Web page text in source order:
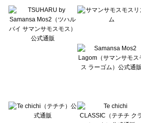
Lugnoncure（ルノンキュール）のワンピース一覧
BETTY'S BLUE（べティーズブルー）のワンピース一覧
Wpc.（ワールドパーティー）のワンピース一覧